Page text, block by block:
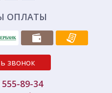
ОПЛАТЫ
звонок
89-34